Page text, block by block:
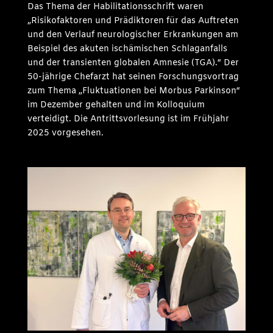
Das Thema der Habilitationsschrift waren
„Risikofaktoren und Prädiktoren für das Auftreten
und den Verlauf neurologischer Erkrankungen am
Beispiel des akuten ischämischen Schlaganfalls
und der transienten globalen Amnesie (TGA).“ Der
50-jährige Chefarzt hat seinen Forschungsvortrag
zum Thema „Fluktuationen bei Morbus Parkinson“
im Dezember gehalten und im Kolloquium
verteidigt. Die Antrittsvorlesung ist im Frühjahr
2025 vorgesehen.